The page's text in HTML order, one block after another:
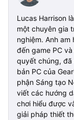
Lucas Harrison
một chuyên gia
nghiệm. Anh
đến game PC
quyết chúng, đã
bản PC của
phận Sáng tạo
viết các hướng
chơi hiểu được
giải pháp thiết